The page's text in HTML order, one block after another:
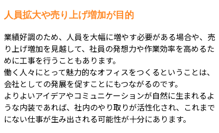
人員拡大や売り上げ増加が目的
業績好調のため、人員を大幅に増やす必要がある場合や、売
り上げ増加を見越して、社員の発想力や作業効率を高めるた
めに工事を行うこともあります。
働く人々にとって魅力的なオフィスをつくるということは、
会社としての発展を促すことにもつながるのです。
よりよいアイデアやコミュニケーションが自然に生まれるよ
うな内装であれば、社内のやり取りが活性化され、これまで
にない仕事が生み出される可能性が十分にあります。